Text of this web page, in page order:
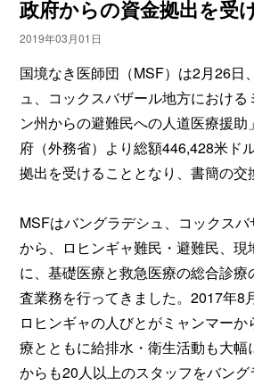
政府からの資金拠出を受
2019年03月01日
国境なき医師団（MSF）は2月26日
ュ、コックスバザール地方における
ン州からの避難民への人道医療援
府（外務省）より総額446,428米ド
拠出を受けることとなり、書簡の交
MSFはバングラデシュ、コックス
から、ロヒンギャ難民・避難民、現
に、基礎医療と救急医療の総合診療
査業務を行ってきました。2017年8
ロヒンギャの人びとがミャンマー
療とともに給排水・衛生活動も大
からも20人以上のスタッフをバング